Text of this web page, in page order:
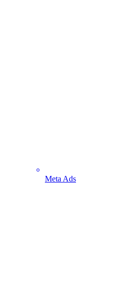
Meta Ads